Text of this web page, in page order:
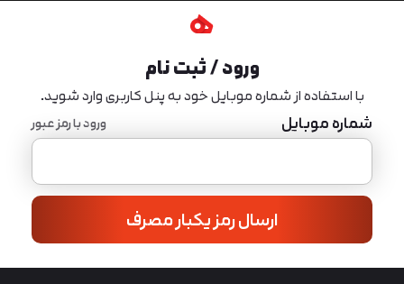
ورود / ثبت نام
با استفاده از شماره موبایل خود به پنل کاربری وارد شوید.
شماره موبایل ورود با رمز عبور
ارسال رمز یکبار مصرف